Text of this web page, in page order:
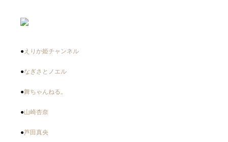
●えりか姫チャンネル
●なぎさとノエル
●舞ちゃんねる。
●山崎杏奈
●芦田真央